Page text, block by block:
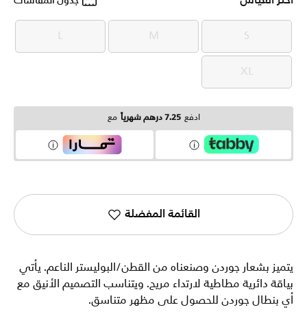
S
S
M
M
L
L
XL
XL
ادفع 7.25 درهم شهرياً مع
القائمة المفضلة
يتميز بشعار جوردن وصنعناه من القطن/البوليستر الناعم. يأتي
بياقة دائرية مطاطية لارتداء مريح. ويتناسب التصميم الأنيق مع
أي بنطال جوردن للحصول على مظهر متناسق.